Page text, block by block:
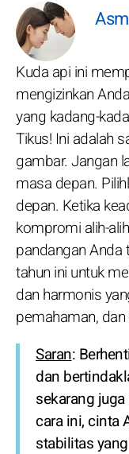
Kuda api ini
mengizinkan
yang kadang-
Tikus! Ini adalah
gambar. Jangan
masa depan.
depan. Ketika
kompromi alih-
pandangan Anda
tahun ini untuk
dan harmonis
pemahaman,
Saran:
dan
sekarang
cara ini, cinta
stabilitas